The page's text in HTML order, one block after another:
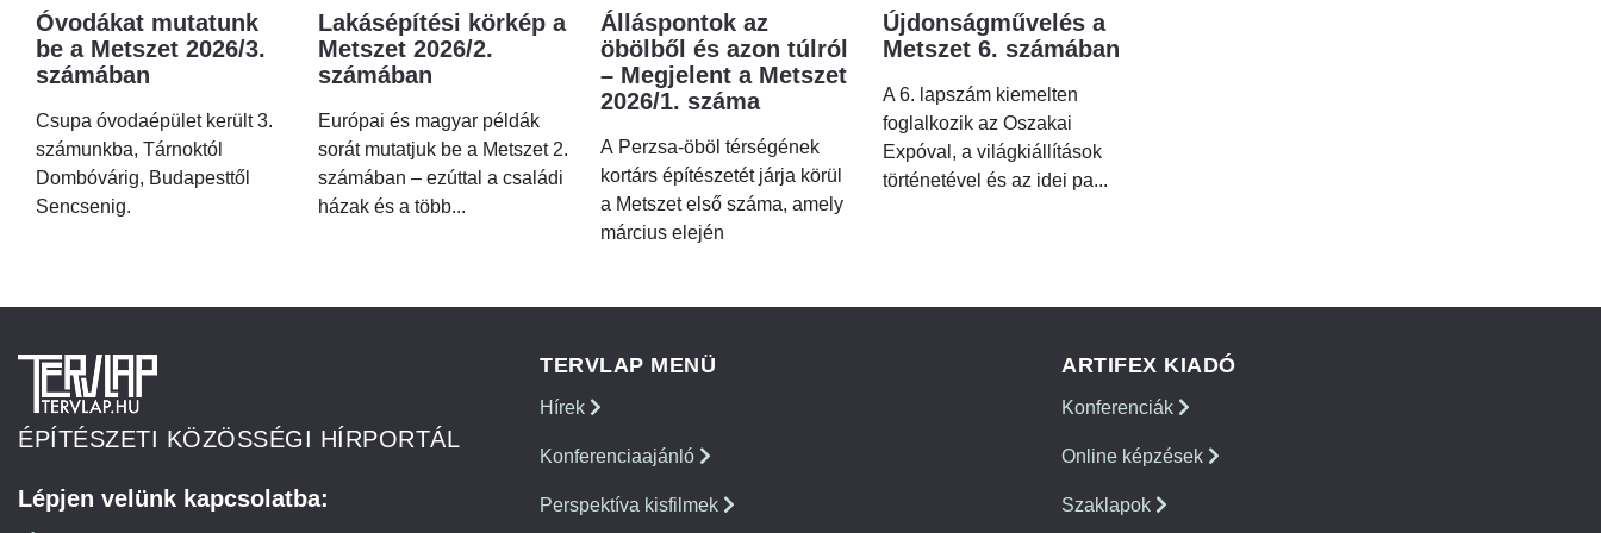
Óvodákat mutatunk
be a Metszet 2026/3.
számában
Csupa óvodaépület került 3.
számunkba, Tárnoktól
Dombóvárig, Budapesttől
Sencsenig.
Lakásépítési körkép a
Metszet 2026/2.
számában
Európai és magyar példák
sorát mutatjuk be a Metszet 2.
számában – ezúttal a családi
házak és a több...
Álláspontok az
öbölből és azon túlról
– Megjelent a Metszet
2026/1. száma
A Perzsa-öböl térségének
kortárs építészetét járja körül
a Metszet első száma, amely
március elején
Újdonságművelés a
Metszet 6. számában
A 6. lapszám kiemelten
foglalkozik az Oszakai
Expóval, a világkiállítások
történetével és az idei pa...
ÉPÍTÉSZETI KÖZÖSSÉGI HÍRPORTÁL
Lépjen velünk kapcsolatba:
TERVLAP MENÜ
Hírek
Konferenciaajánló
Perspektíva kisfilmek
ARTIFEX KIADÓ
Konferenciák
Online képzések
Szaklapok